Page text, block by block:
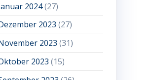
2024(27)
2023 (27)
2023 (31)
2023 (15)